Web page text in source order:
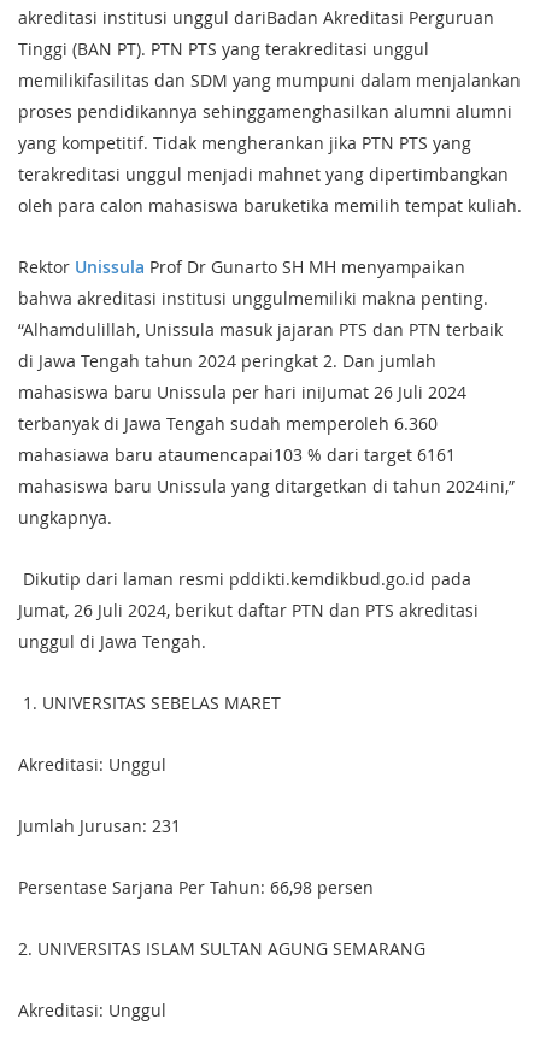
akreditasi institusi unggul dariBadan Akreditasi Perguruan
Tinggi (BAN PT). PTN PTS yang terakreditasi unggul
memilikifasilitas dan SDM yang mumpuni dalam menjalankan
proses pendidikannya sehinggamenghasilkan alumni alumni
yang kompetitif. Tidak mengherankan jika PTN PTS yang
terakreditasi unggul menjadi mahnet yang dipertimbangkan
oleh para calon mahasiswa baruketika memilih tempat kuliah.
Rektor Unissula Prof Dr Gunarto SH MH menyampaikan
bahwa akreditasi institusi unggulmemiliki makna penting.
“Alhamdulillah, Unissula masuk jajaran PTS dan PTN terbaik
di Jawa Tengah tahun 2024 peringkat 2. Dan jumlah
mahasiswa baru Unissula per hari iniJumat 26 Juli 2024
terbanyak di Jawa Tengah sudah memperoleh 6.360
mahasiawa baru ataumencapai103 % dari target 6161
mahasiswa baru Unissula yang ditargetkan di tahun 2024ini,”
ungkapnya.
Dikutip dari laman resmi pddikti.kemdikbud.go.id pada
Jumat, 26 Juli 2024, berikut daftar PTN dan PTS akreditasi
unggul di Jawa Tengah.
1. UNIVERSITAS SEBELAS MARET
Akreditasi: Unggul
Jumlah Jurusan: 231
Persentase Sarjana Per Tahun: 66,98 persen
2. UNIVERSITAS ISLAM SULTAN AGUNG SEMARANG
Akreditasi: Unggul